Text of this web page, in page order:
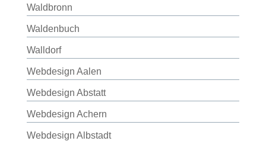
Waldbronn
Waldenbuch
Walldorf
Webdesign Aalen
Webdesign Abstatt
Webdesign Achern
Webdesign Albstadt